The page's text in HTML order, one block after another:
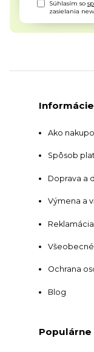
Súhlasím so
zasielania
Ako
Spôsob
Doprava a
Výmena a
Ochrana
Blog